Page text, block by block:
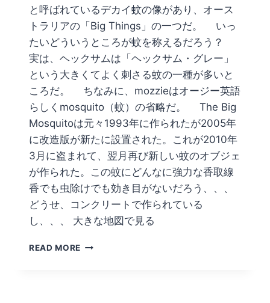
と呼ばれているデカイ蚊の像があり、オース
トラリアの「Big Things」の一つだ。 いっ
たいどういうところが蚊を称えるだろう？
実は、ヘックサムは「ヘックサム・グレー」
という大きくてよく刺さる蚊の一種が多いと
ころだ。 ちなみに、mozzieはオージー英語
らしくmosquito（蚊）の省略だ。 The Big
Mosquitoは元々1993年に作られたが2005年
に改造版が新たに設置された。これが2010年
3月に盗まれて、翌月再び新しい蚊のオブジェ
が作られた。この蚊にどんなに強力な香取線
香でも虫除けでも効き目がないだろう、、、
どうせ、コンクリートで作られている
し、、、 大きな地図で見る
READ MORE